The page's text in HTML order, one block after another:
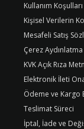
Kullanım Koşulları
Kişisel Verilerin
Mesafeli Satış
Çerez
KVK Açık Rıza
Elektronik İleti
Ödeme ve Kargo
Teslimat Süreci
İptal, İade ve